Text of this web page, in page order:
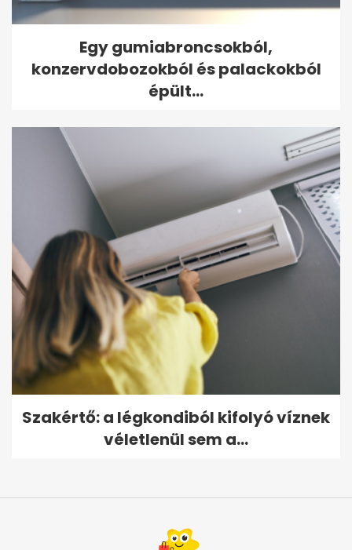
Egy gumiabroncsokból,
konzervdobozokból és palackokból
épült...
Szakértő: a légkondiból kifolyó víznek
véletlenül sem a...